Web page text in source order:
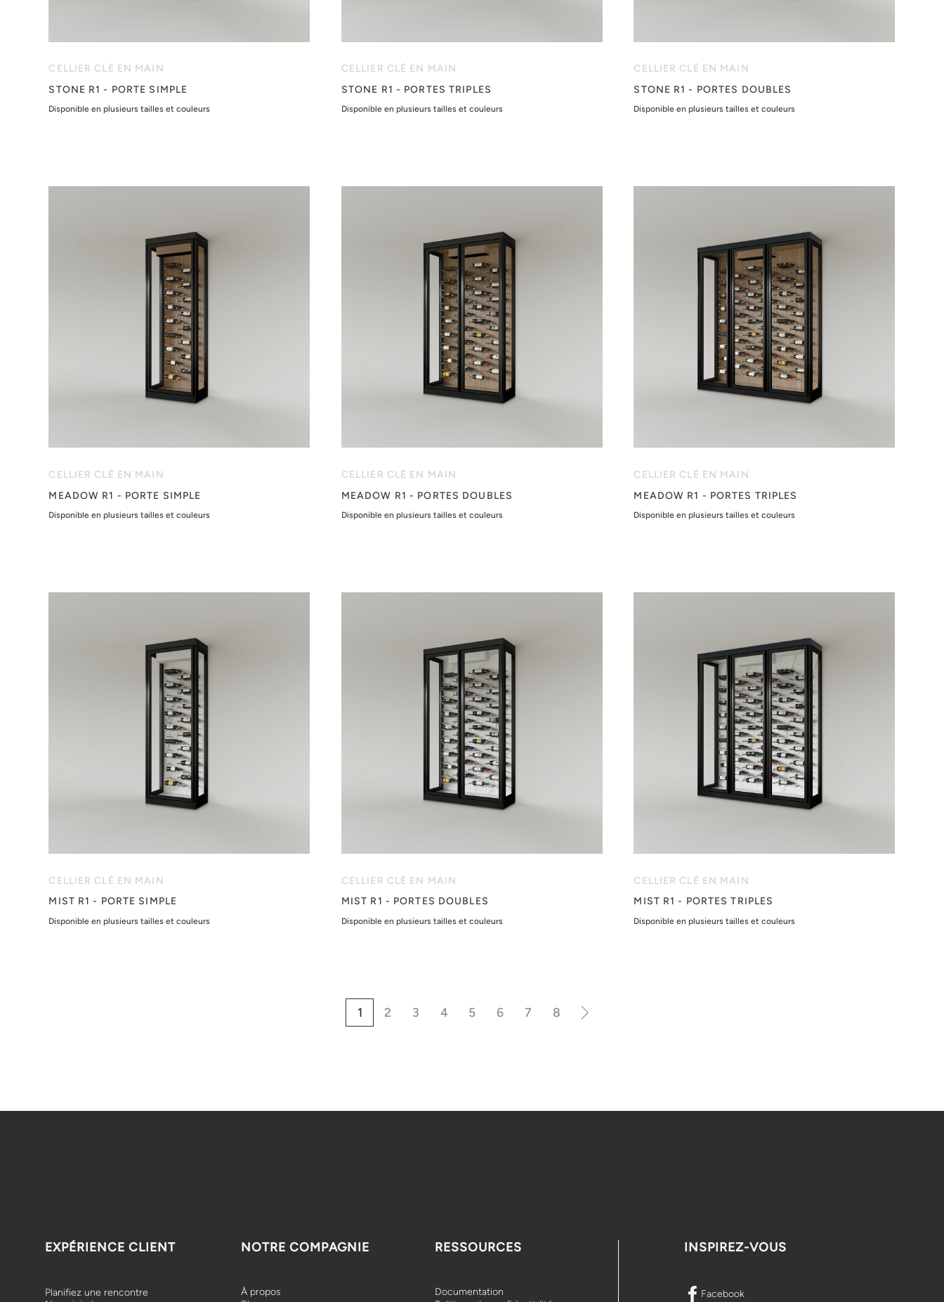
CELLIER CLÉ EN MAIN
STONE R1 - PORTE SIMPLE
Disponible en plusieurs tailles et couleurs
CELLIER CLÉ EN MAIN
STONE R1 - PORTES TRIPLES
Disponible en plusieurs tailles et couleurs
CELLIER CLÉ EN MAIN
STONE R1 - PORTES DOUBLES
Disponible en plusieurs tailles et couleurs
CELLIER CLÉ EN MAIN
MEADOW R1 - PORTE SIMPLE
Disponible en plusieurs tailles et couleurs
CELLIER CLÉ EN MAIN
MEADOW R1 - PORTES DOUBLES
Disponible en plusieurs tailles et couleurs
CELLIER CLÉ EN MAIN
MEADOW R1 - PORTES TRIPLES
Disponible en plusieurs tailles et couleurs
CELLIER CLÉ EN MAIN
MIST R1 - PORTE SIMPLE
Disponible en plusieurs tailles et couleurs
CELLIER CLÉ EN MAIN
MIST R1 - PORTES DOUBLES
Disponible en plusieurs tailles et couleurs
CELLIER CLÉ EN MAIN
MIST R1 - PORTES TRIPLES
Disponible en plusieurs tailles et couleurs
1 2 3 4 5 6 7 8
EXPÉRIENCE CLIENT
Planifiez une rencontre
NOTRE COMPAGNIE
À propos
RESSOURCES
Documentation
INSPIREZ-VOUS
Facebook